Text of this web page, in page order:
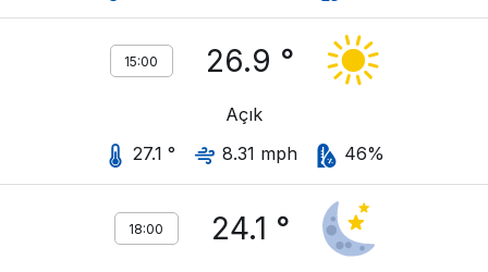
15:00 26.9 °
Açık
27.1 °
8.31 mph 46%
18:00 24.1 °